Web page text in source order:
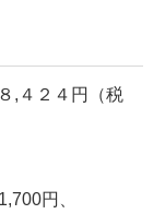
,４２４円（税
円、